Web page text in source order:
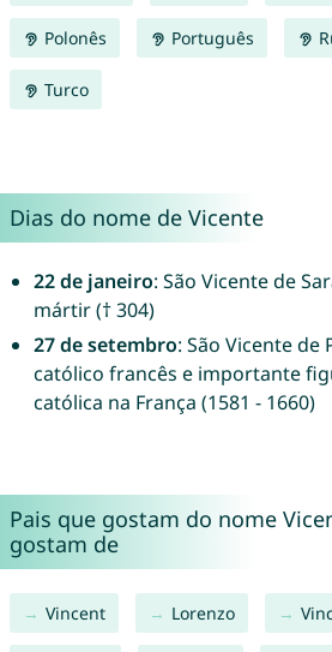
Polonês Português
Turco
Dias do nome de Vicente
22 de janeiro: São Vicente de
mártir († 304)
27 de setembro: São Vicente de
católico francês e importante
católica na França (1581 - 1660)
Pais que gostam do nome
gostam de
Vincent Lorenzo